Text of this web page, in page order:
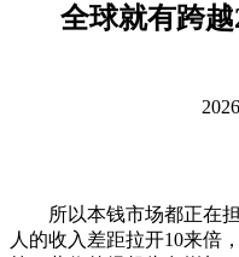
全球就有跨
所以本钱市场都正在担
人的收入差距拉开10来倍